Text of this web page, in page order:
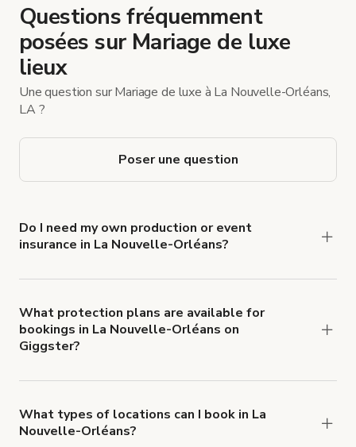
Questions fréquemment
posées sur Mariage de luxe
lieux
Une question sur Mariage de luxe à La Nouvelle-Orléans,
LA ?
Poser une question
Do I need my own production or event
insurance in La Nouvelle-Orléans?
insurance with liability coverage of no less than
$1,000,000.
What protection plans are available for
bookings in La Nouvelle-Orléans on
Giggster?
about Giggster's Damage Protection coverage.
What types of locations can I book in La
Nouvelle-Orléans?